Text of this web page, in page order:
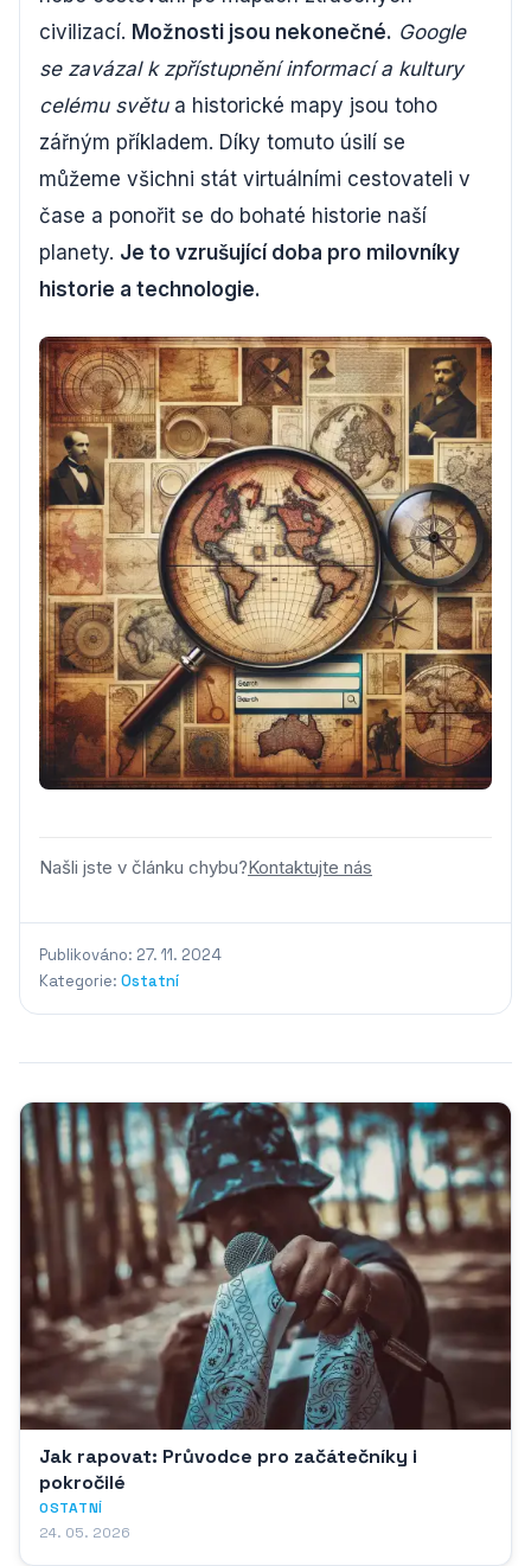
civilizací. Možnosti jsou nekonečné. Google
se zavázal k zpřístupnění informací a kultury
celému světua historické mapy jsou toho
zářným příkladem. Díky tomuto úsilí se
můžeme všichni stát virtuálními cestovateli v
čase a ponořit se do bohaté historie naší
planety. Je to vzrušující doba pro milovníky
historie a technologie.
Našli jste v článku chybu?Kontaktujte nás
Publikováno: 27. 11. 2024
Kategorie: Ostatní
Jak rapovat: Průvodce pro začátečníky i
pokročilé
OSTATNÍ
24. 05. 2026